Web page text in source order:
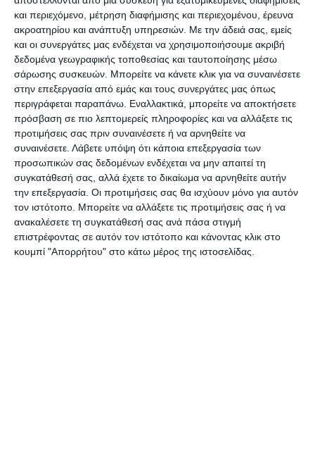
και περιεχόμενο, μέτρηση διαφήμισης και περιεχομένου, έρευνα
ακροατηρίου και ανάπτυξη υπηρεσιών. Με την άδειά σας, εμείς
και οι συνεργάτες μας ενδέχεται να χρησιμοποιήσουμε ακριβή
δεδομένα γεωγραφικής τοποθεσίας και ταυτοποίησης μέσω
σάρωσης συσκευών. Μπορείτε να κάνετε κλικ για να συναινέσετε
στην επεξεργασία από εμάς και τους συνεργάτες μας όπως
περιγράφεται παραπάνω. Εναλλακτικά, μπορείτε να αποκτήσετε
πρόσβαση σε πιο λεπτομερείς πληροφορίες και να αλλάξετε τις
προτιμήσεις σας πριν συναινέσετε ή να αρνηθείτε να
συναινέσετε. Λάβετε υπόψη ότι κάποια επεξεργασία των
προσωπικών σας δεδομένων ενδέχεται να μην απαιτεί τη
συγκατάθεσή σας, αλλά έχετε το δικαίωμα να αρνηθείτε αυτήν
την επεξεργασία. Οι προτιμήσεις σας θα ισχύουν μόνο για αυτόν
τον ιστότοπο. Μπορείτε να αλλάξετε τις προτιμήσεις σας ή να
ανακαλέσετε τη συγκατάθεσή σας ανά πάσα στιγμή
επιστρέφοντας σε αυτόν τον ιστότοπο και κάνοντας κλικ στο
κουμπί "Απορρήτου" στο κάτω μέρος της ιστοσελίδας.
ποσοστά τους σε σχέση με τον πρώτο γύρο, ο
Νάσος Ηλιόπουλοςστην Αθήνα διπλασιάζει το
ποσοστό του, ενώ και ηΡένα Δούρουτο αυξάνει
σημαντικά.
Τέλος, οι ίδιες κομματικές πηγές, ξεκαθαρίζουν
ότι η μεγάλη μάχη είναι αυτή της κάλπης των
εθνικών εκλογών, όπου το δίλημμα θα είναι
καθαρό και ο λαός θα αποφασίσει ποιος θα είναι
ο πρωθυπουργός και με ποιο πρόγραμμα θα
προχωρήσει η χώρα την επόμενη 4ετία. Αν θα
συνεχιστεί η προοδευτική διακυβέρνηση ή αν η
χώρα θα γυρίσει πίσω στις μνημονιακές